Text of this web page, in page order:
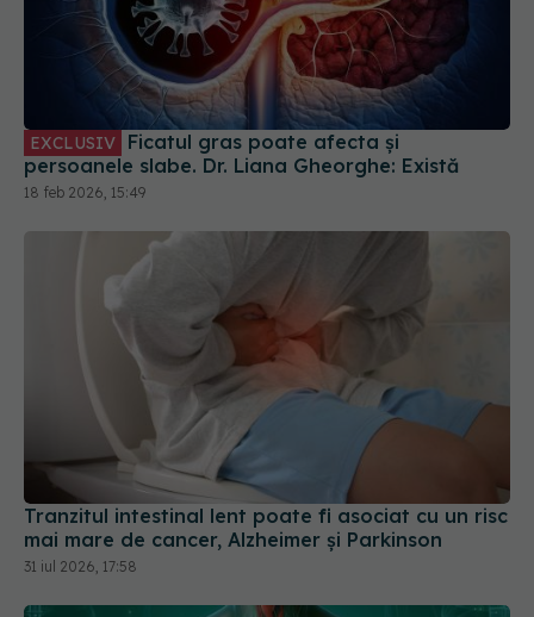
EXCLUSIV
persoanele slabe. Dr. Liana Gheorghe: Există
18 feb 2026, 15:49
Tranzitul intestinal lent poate fi asociat cu un risc
mai mare de cancer, Alzheimer și Parkinson
31 iul 2026, 17:58